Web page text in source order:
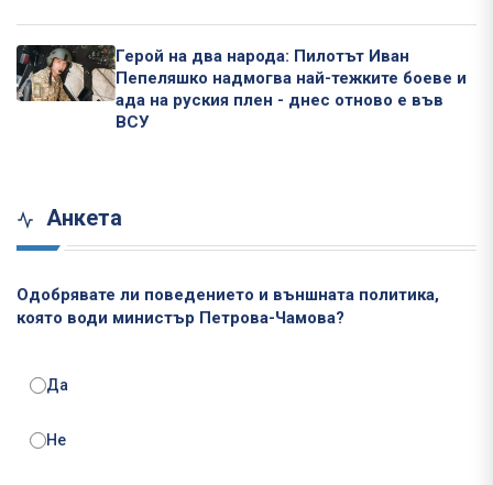
Герой на два народа: Пилотът Иван
Пепеляшко надмогва най-тежките боеве и
ада на руския плен - днес отново е във
ВСУ
Анкета
Одобрявате ли поведението и външната политика,
която води министър Петрова-Чамова?
Да
Не